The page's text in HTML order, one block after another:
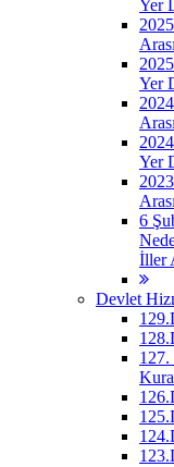
Yer
Yer
Yer
6
İller
Devlet